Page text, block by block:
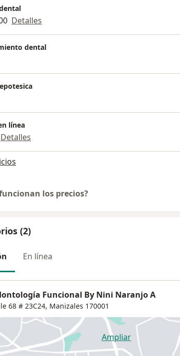
Detalles
dental
línea
Detalles
los precios?
(2)
En línea
Funcional By Nini Naranjo A
68 # 23C24, Manizales 170001
Ampliarse abre en una